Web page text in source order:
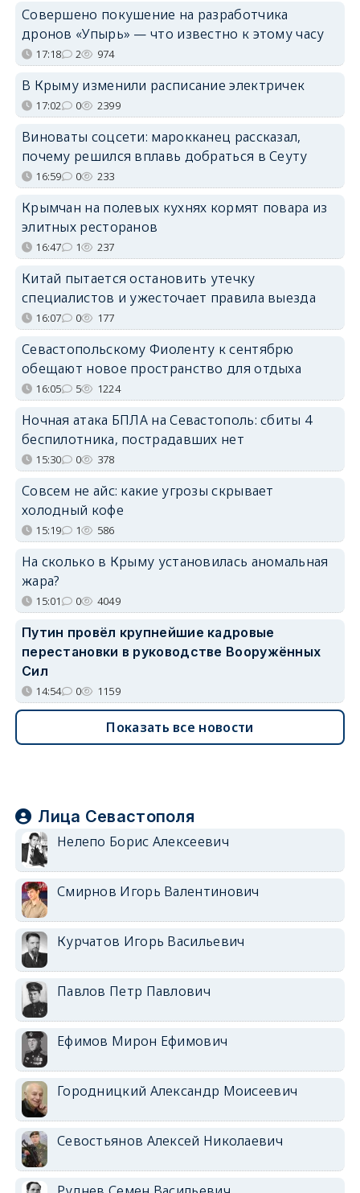
Совершено покушение на разработчика
дронов «Упырь» — что известно к этому часу
17:18 2 974
В Крыму изменили расписание электричек
17:02 0 2399
Виноваты соцсети: марокканец рассказал,
почему решился вплавь добраться в Сеуту
16:59 0 233
Крымчан на полевых кухнях кормят повара из
элитных ресторанов
16:47 1 237
Китай пытается остановить утечку
специалистов и ужесточает правила выезда
16:07 0 177
Севастопольскому Фиоленту к сентябрю
обещают новое пространство для отдыха
16:05 5 1224
Ночная атака БПЛА на Севастополь: сбиты 4
беспилотника, пострадавших нет
15:30 0 378
Совсем не айс: какие угрозы скрывает
холодный кофе
15:19 1 586
На сколько в Крыму установилась аномальная
жара?
15:01 0 4049
Путин провёл крупнейшие кадровые
перестановки в руководстве Вооружённых
Сил
14:54 0 1159
Показать все новости
Лица Севастополя
Нелепо Борис Алексеевич
Смирнов Игорь Валентинович
Курчатов Игорь Васильевич
Павлов Петр Павлович
Ефимов Мирон Ефимович
Городницкий Александр Моисеевич
Севостьянов Алексей Николаевич